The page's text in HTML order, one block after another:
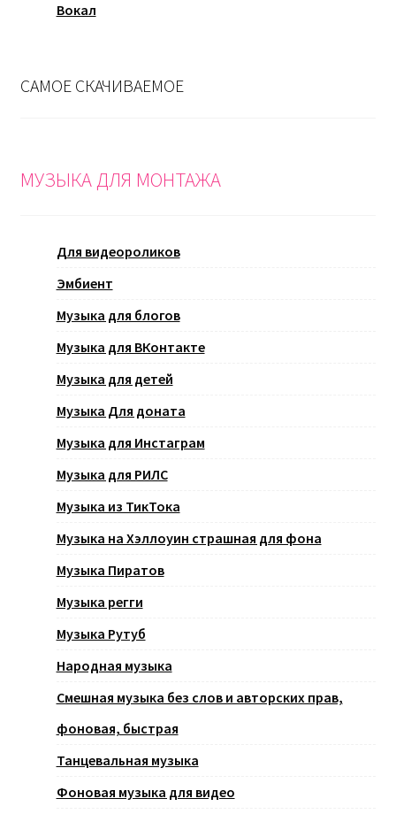
Вокал
САМОЕ СКАЧИВАЕМОЕ
МУЗЫКА ДЛЯ МОНТАЖА
Для видеороликов
Эмбиент
Музыка для блогов
Музыка для ВКонтакте
Музыка для детей
Музыка Для доната
Музыка для Инстаграм
Музыка для РИЛС
Музыка из ТикТока
Музыка на Хэллоуин страшная для фона
Музыка Пиратов
Музыка регги
Музыка Рутуб
Народная музыка
Смешная музыка без слов и авторских прав,
фоновая, быстрая
Танцевальная музыка
Фоновая музыка для видео